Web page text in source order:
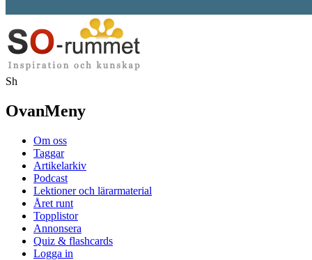
Sh
OvanMeny
Om oss
Taggar
Artikelarkiv
Podcast
Lektioner och lärarmaterial
Året runt
Topplistor
Annonsera
Quiz & flashcards
Logga in